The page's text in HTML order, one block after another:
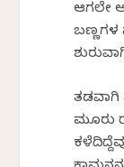
ಆಗಲೇ
ಬಣ್ಣಗಳ
ತಡವಾಗಿ
ಮೂರು